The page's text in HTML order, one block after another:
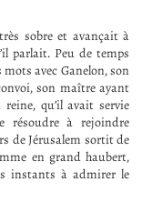
sobre et avançait à
parlait. Peu de temps
mots avec Ganelon, son
son maître ayant
qu’il avait servie
résoudre à rejoindre
de Jérusalem sortit de
en grand haubert,
instants à admirer le